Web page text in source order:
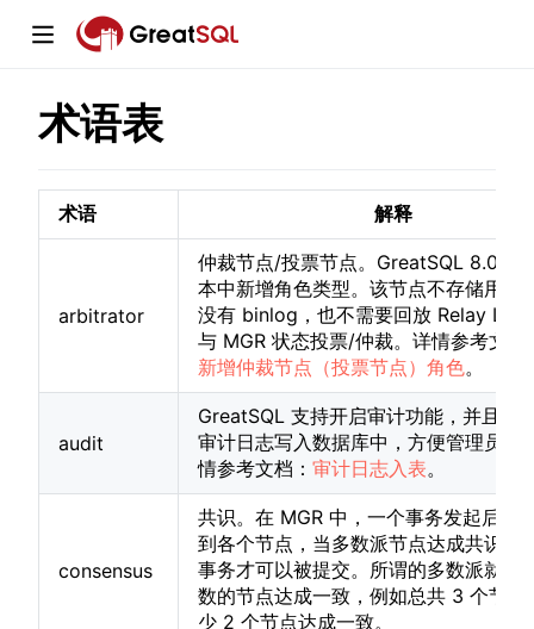
术语表
术语 解释
arbitrator
仲裁节点/投票节点。GreatSQL
本中新增角色类型。该节点不存储用户
没有 binlog，也不需要回放 Relay Log
与 MGR 状态投票/仲裁。详情参考文档
新增仲裁节点（投票节点）角色。
audit
GreatSQL 支持开启审计功能，并且还
审计日志写入数据库中，方便管理员查
情参考文档： 审计日志入表。
consensus
共识。在 MGR 中，一个事务发起后，
到各个节点，当多数派节点达成共识后
事务才可以被提交。所谓的多数派就是
数的节点达成一致，例如总共 3 个节点
少 2 个节点达成一致。